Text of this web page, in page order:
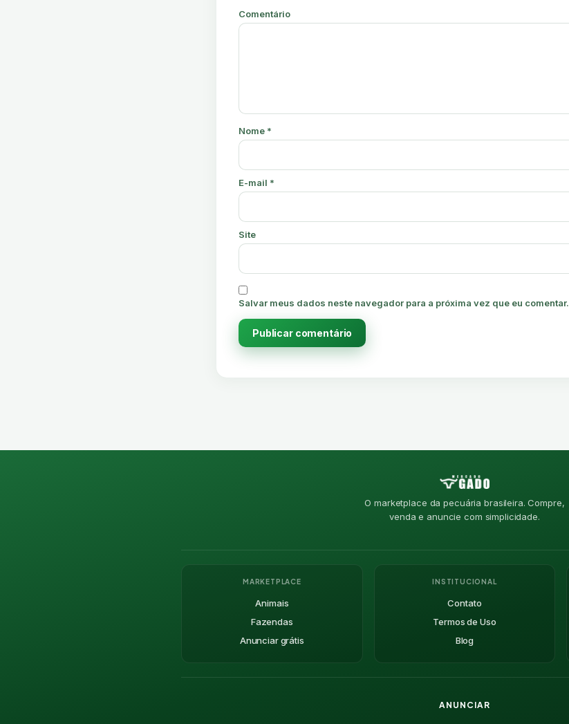
Comentário
Nome *
E-mail *
Site
Salvar meus dados neste navegador para a próxima vez que eu comentar.
O marketplace da pecuária brasileira. Compre,
venda e anuncie com simplicidade.
MARKETPLACE
Animais
Fazendas
Anunciar grátis
INSTITUCIONAL
Contato
Termos de Uso
Blog
ANUNCIAR